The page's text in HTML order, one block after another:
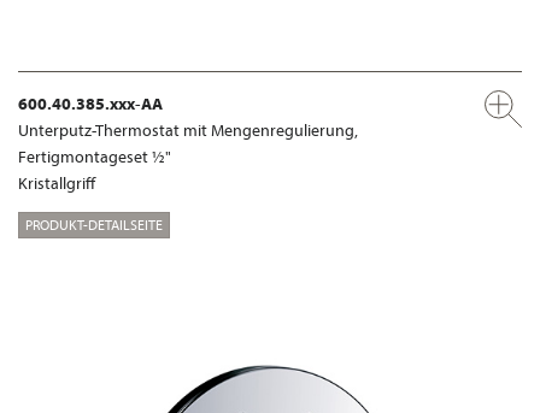
600.40.385.xxx-AA
Unterputz-Thermostat mit Mengenregulierung,
Fertigmontageset ½"
Kristallgriff
PRODUKT-DETAILSEITE